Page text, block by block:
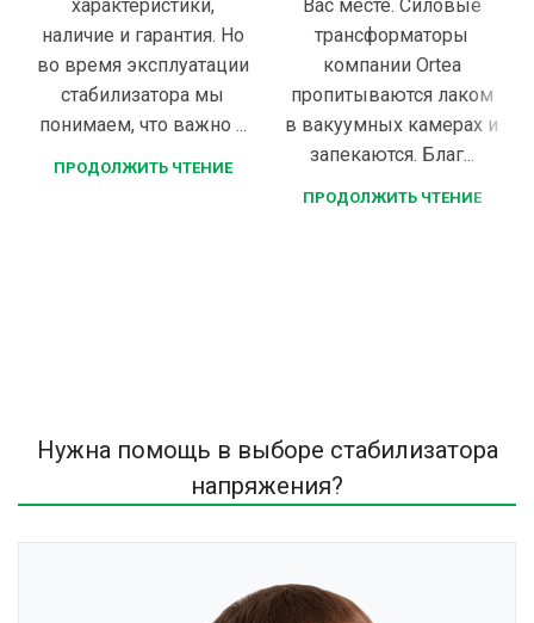
характеристики,
наличие и гарантия. Но
во время эксплуатации
стабилизатора мы
понимаем, что важно ...
ПРОДОЛЖИТЬ ЧТЕНИЕ
Вас месте. Силовые
трансформаторы
компании Ortea
пропитываются лаком
в вакуумных камерах и
запекаются. Благ...
ПРОДОЛЖИТЬ ЧТЕНИЕ
Нужна помощь в выборе стабилизатора
напряжения?